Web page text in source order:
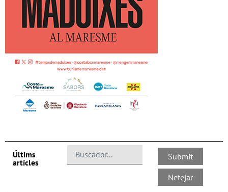
Últims
artícles